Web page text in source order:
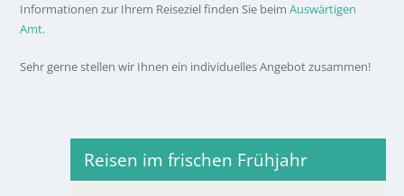
Informationen zur Ihrem Reiseziel finden Sie beim Auswärtigen
Amt.
Sehr gerne stellen wir Ihnen ein individuelles Angebot zusammen!
Reisen im frischen Frühjahr